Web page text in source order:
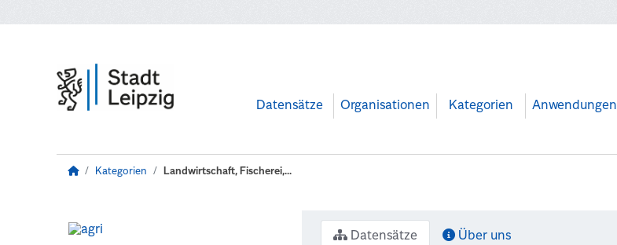
Datensätze Organisationen Kategorien Anwendungen
Kategorien Landwirtschaft, Fischerei,...
Datensätze Über uns